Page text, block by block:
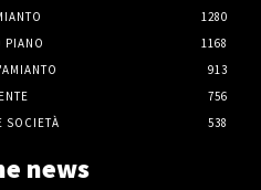
1280
PIANO
1168
913
756
SOCIETÀ
538
news